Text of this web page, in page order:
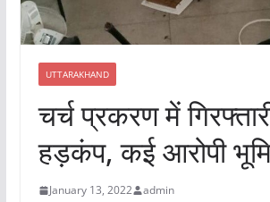
UTTARAKHAND
चर्च प्रकरण में
हड़कंप, कई आरोपी
January 13, 2022 admin